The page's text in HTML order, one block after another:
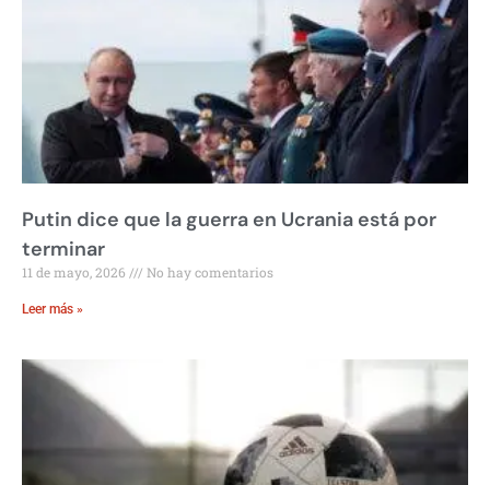
Putin dice que la guerra en Ucrania está por
terminar
11 de mayo, 2026 No hay comentarios
Leer más »